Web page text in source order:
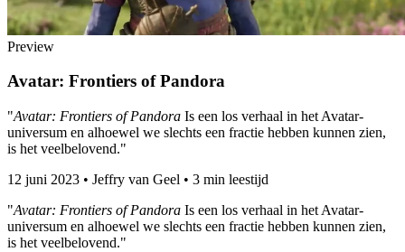
Preview
Avatar: Frontiers of Pandora
"Avatar: Frontiers of Pandora Is een los verhaal in het Avatar-
universum en alhoewel we slechts een fractie hebben kunnen zien,
is het veelbelovend."
12 juni 2023 • Jeffry van Geel • 3 min leestijd
"Avatar: Frontiers of Pandora Is een los verhaal in het Avatar-
universum en alhoewel we slechts een fractie hebben kunnen zien,
is het veelbelovend."